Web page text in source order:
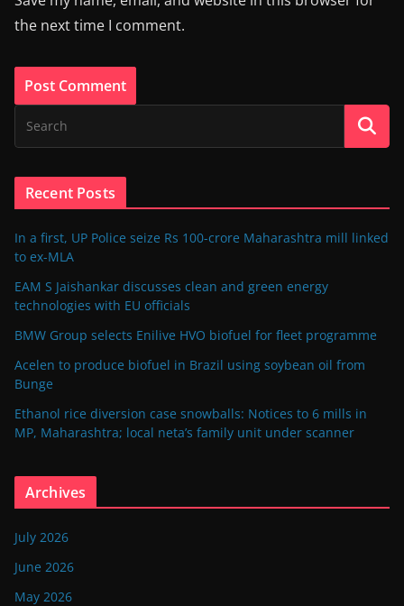
the next time I comment.
Recent Posts
In a first, UP Police seize Rs 100-crore Maharashtra mill linked
to ex-MLA
EAM S Jaishankar discusses clean and green energy
technologies with EU officials
BMW Group selects Enilive HVO biofuel for fleet programme
Acelen to produce biofuel in Brazil using soybean oil from
Bunge
Ethanol rice diversion case snowballs: Notices to 6 mills in
MP, Maharashtra; local neta’s family unit under scanner
Archives
July 2026
June 2026
May 2026